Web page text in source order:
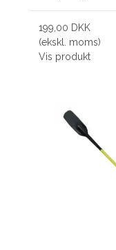
199,00 DKK
(ekskl. moms)
Vis produkt